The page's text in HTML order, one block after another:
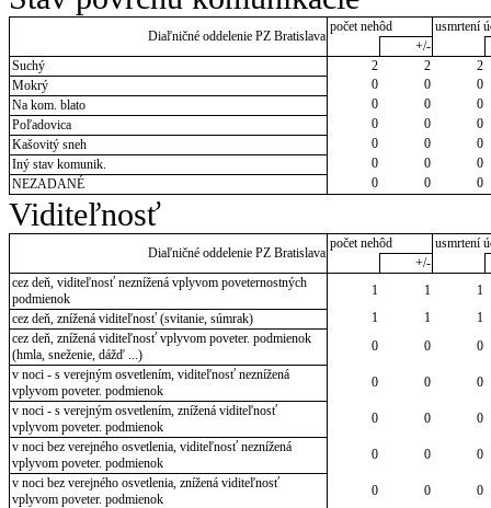
Diaľničné oddelenie PZ Bratislava
počet nehôd
usmrtení
+/-
Suchý
2 2
2
Mokrý
0 0
0
Na kom. blato
0 0
0
Poľadovica
0 0
0
Kašovitý sneh
0 0
0
Iný stav komunik.
0 0
0
NEZADANÉ
0 0 0
Viditeľnosť
Diaľničné oddelenie PZ Bratislava
počet nehôd
usmrtení
+/-
cez deň, viditeľnosť neznížená vplyvom poveternostných
podmienok
1 1
1
cez deň, znížená viditeľnosť (svitanie, súmrak)
1 1
1
cez deň, znížená viditeľnosť vplyvom poveter. podmienok
(hmla, sneženie, dážď ...)
0 0
0
v noci - s verejným osvetlením, viditeľnosť neznížená
vplyvom poveter. podmienok
0 0
0
v noci - s verejným osvetlením, znížená viditeľnosť
vplyvom poveter. podmienok
0 0
0
v noci bez verejného osvetlenia, viditeľnosť neznížená
vplyvom poveter. podmienok
0 0
0
v noci bez verejného osvetlenia, znížená viditeľnosť
vplyvom poveter. podmienok
0 0
0